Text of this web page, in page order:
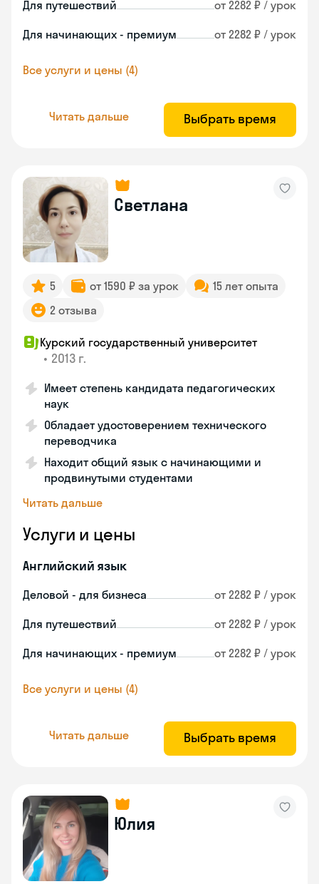
Для путешествий от 2282 ₽ / урок
Для начинающих - премиум от 2282 ₽ / урок
Все услуги и цены (4)
Читать дальше Выбрать время
Светлана
5 от 1590 ₽ за урок
15 лет опыта
2 отзыва
Курский государственный университет
• 2013 г.
Имеет степень кандидата педагогических
наук
Обладает удостоверением технического
переводчика
Находит общий язык с начинающими и
продвинутыми студентами
Читать дальше
Услуги и цены
Английский язык
Деловой - для бизнеса от 2282 ₽ / урок
Для путешествий от 2282 ₽ / урок
Для начинающих - премиум от 2282 ₽ / урок
Все услуги и цены (4)
Читать дальше Выбрать время
Юлия